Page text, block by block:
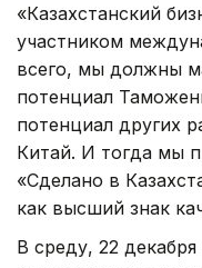
«Казахстанский
участником
всего, мы должны
потенциал
потенциал других
Китай. И тогда мы
«Сделано в
как высший знак
В среду, 22